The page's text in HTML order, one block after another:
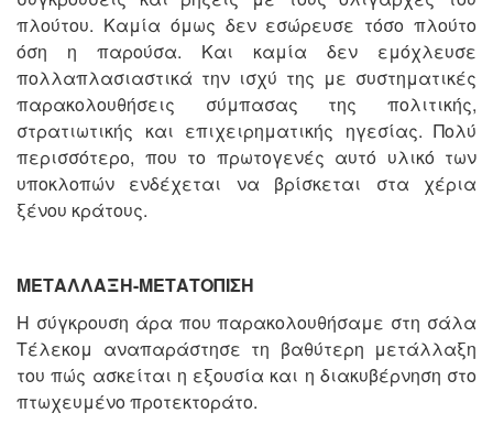
πλούτου. Καμία όμως δεν εσώρευσε τόσο πλούτο
όση η παρούσα. Και καμία δεν εμόχλευσε
πολλαπλασιαστικά την ισχύ της με συστηματικές
παρακολουθήσεις σύμπασας της πολιτικής,
στρατιωτικής και επιχειρηματικής ηγεσίας. Πολύ
περισσότερο, που το πρωτογενές αυτό υλικό των
υποκλοπών ενδέχεται να βρίσκεται στα χέρια
ξένου κράτους.
ΜΕΤΑΛΛΑΞΗ-ΜΕΤΑΤΟΠΙΣΗ
Η σύγκρουση άρα που παρακολουθήσαμε στη σάλα
Τέλεκομ αναπαράστησε τη βαθύτερη μετάλλαξη
του πώς ασκείται η εξουσία και η διακυβέρνηση στο
πτωχευμένο προτεκτοράτο.